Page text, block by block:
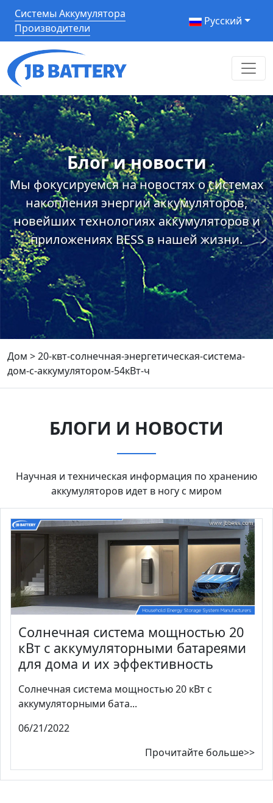
Системы Аккумулятора
Производители
Pусский
Блог и новости
Мы фокусируемся на новостях о системах
накопления энергии аккумуляторов,
новейших технологиях аккумуляторов и
приложениях BESS в нашей жизни.
Дом >20-квт-солнечная-энергетическая-система-
дом-с-аккумулятором-54кВт-ч
БЛОГИ И НОВОСТИ
Научная и техническая информация по хранению
аккумуляторов идет в ногу с миром
Солнечная система мощностью 20
кВт с аккумуляторными батареями
для дома и их эффективность
Солнечная система мощностью 20 кВт с
аккумуляторными бата...
06/21/2022
Прочитайте больше>>